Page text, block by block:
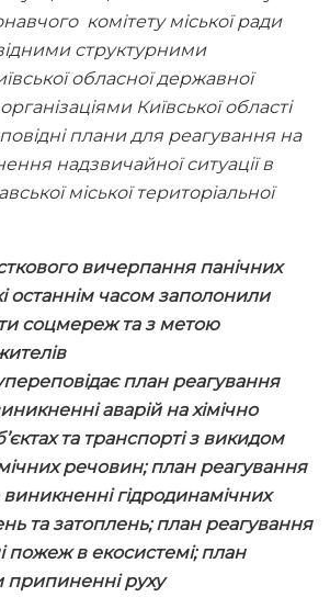
комітету міської ради
структурними
обласної державної
організаціями Київської області
плани для реагування на
надзвичайної ситуації в
міської територіальної
вичерпання панічних
останнім часом заполонили
соцмереж та з метою
переповідає план реагування
аварій на хімічно
та транспорті з викидом
речовин; план реагування
виникненні гідродинамічних
та затоплень; план реагування
пожеж в екосистемі; план
припиненні руху